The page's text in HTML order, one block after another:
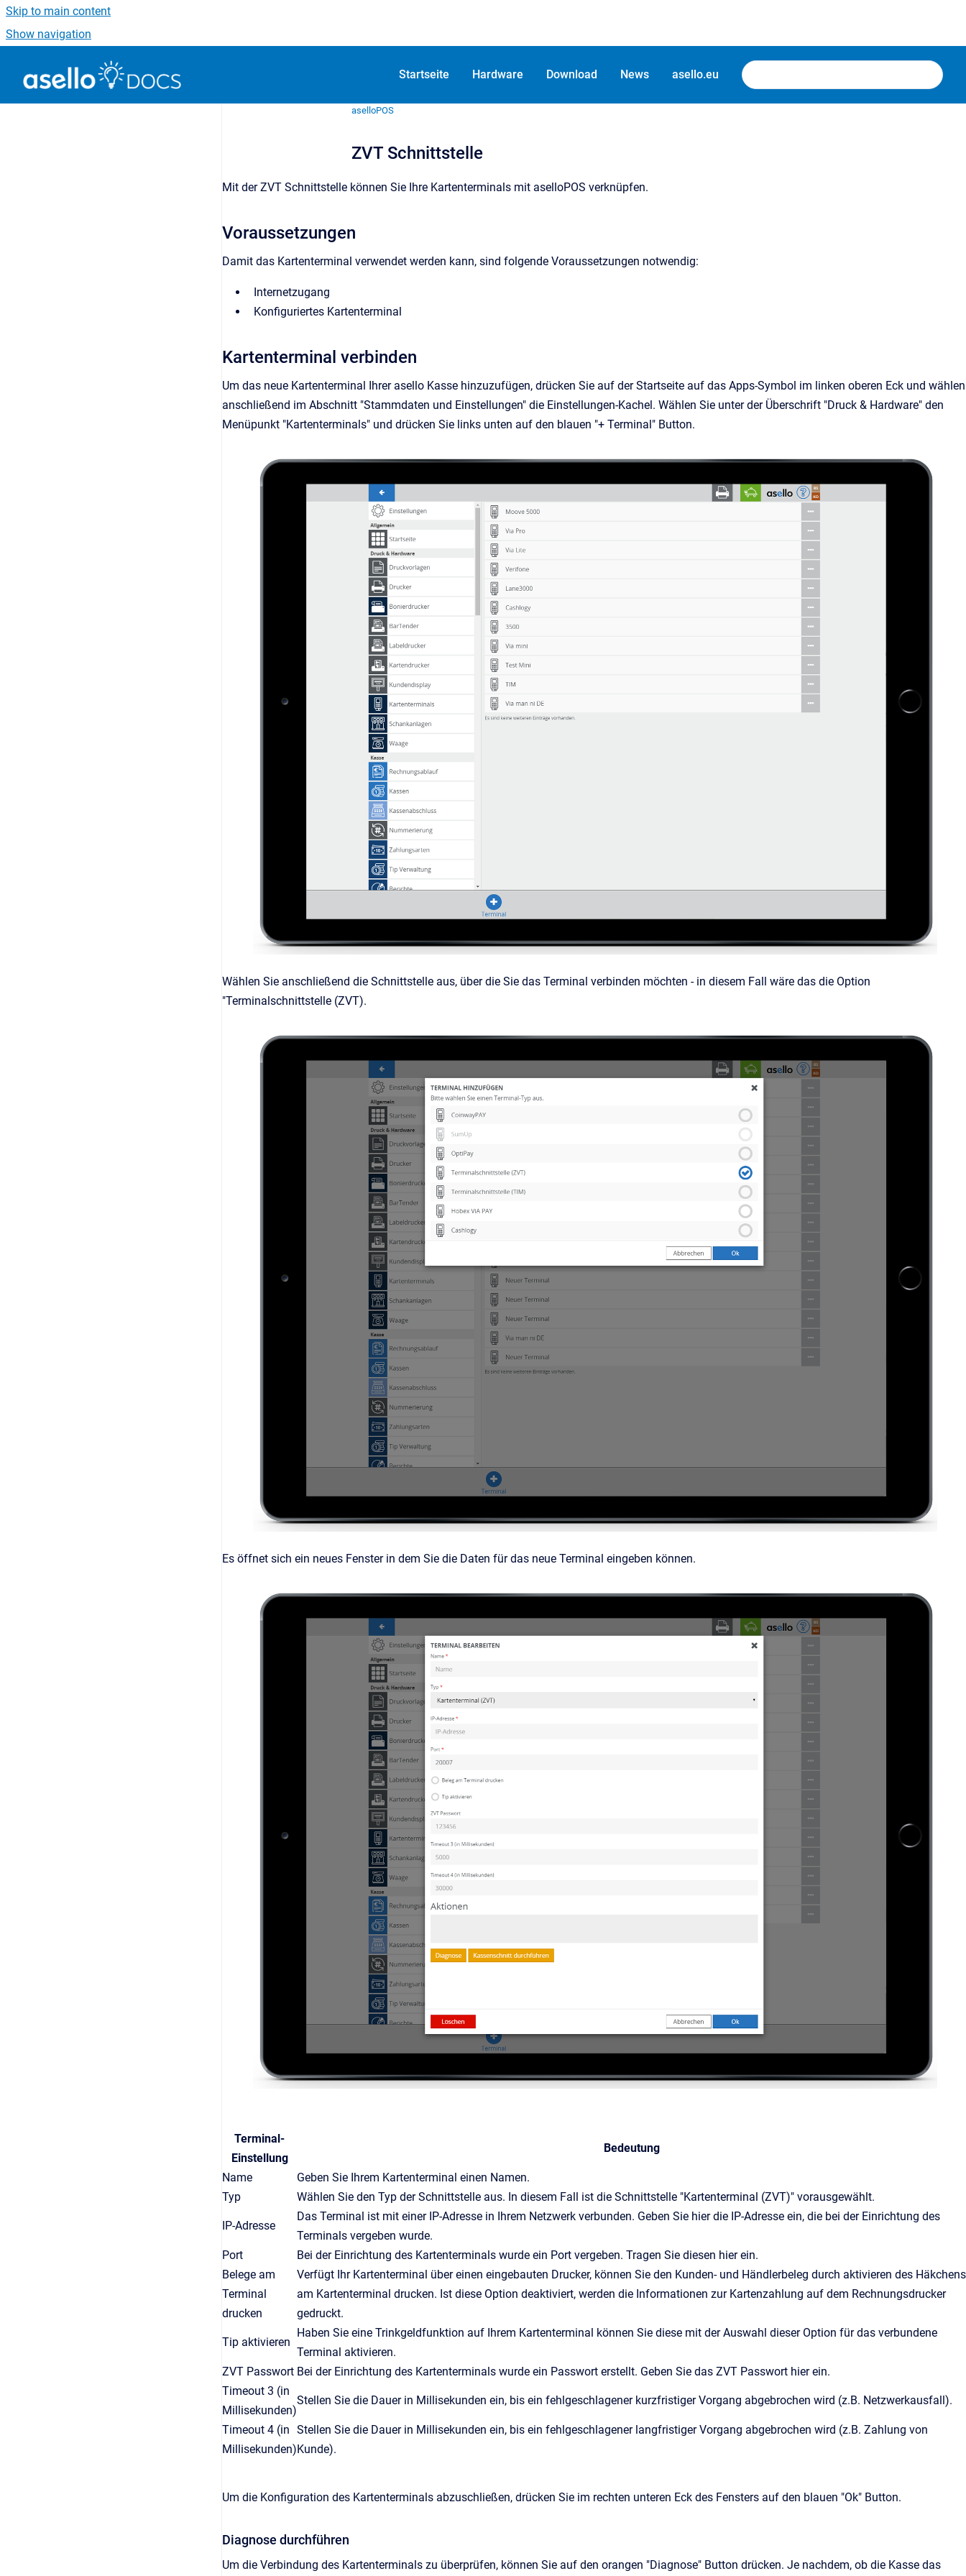
Skip to main content
Show navigation
Startseite Hardware Download News asello.eu
aselloPOS
ZVT Schnittstelle
Mit der ZVT Schnittstelle können Sie Ihre Kartenterminals mit aselloPOS verknüpfen.
Voraussetzungen
Damit das Kartenterminal verwendet werden kann, sind folgende Voraussetzungen notwendig:
Internetzugang
Konfiguriertes Kartenterminal
Kartenterminal verbinden
Um das neue Kartenterminal Ihrer asello Kasse hinzuzufügen, drücken Sie auf der Startseite auf das Apps-Symbol im linken oberen Eck und wählen
anschließend im Abschnitt "Stammdaten und Einstellungen" die Einstellungen-Kachel. Wählen Sie unter der Überschrift "Druck & Hardware" den
Menüpunkt "Kartenterminals" und drücken Sie links unten auf den blauen "+ Terminal" Button.
Wählen Sie anschließend die Schnittstelle aus, über die Sie das Terminal verbinden möchten - in diesem Fall wäre das die Option
"Terminalschnittstelle (ZVT).
Es öffnet sich ein neues Fenster in dem Sie die Daten für das neue Terminal eingeben können.
Terminal-
Einstellung
Bedeutung
Name
Geben Sie Ihrem Kartenterminal einen Namen.
Typ
Wählen Sie den Typ der Schnittstelle aus. In diesem Fall ist die Schnittstelle "Kartenterminal (ZVT)" vorausgewählt.
IP-Adresse
Das Terminal ist mit einer IP-Adresse in Ihrem Netzwerk verbunden. Geben Sie hier die IP-Adresse ein, die bei der Einrichtung des
Terminals vergeben wurde.
Port
Bei der Einrichtung des Kartenterminals wurde ein Port vergeben. Tragen Sie diesen hier ein.
Belege am
Terminal
drucken
Verfügt Ihr Kartenterminal über einen eingebauten Drucker, können Sie den Kunden- und Händlerbeleg durch aktivieren des Häkchens
am Kartenterminal drucken. Ist diese Option deaktiviert, werden die Informationen zur Kartenzahlung auf dem Rechnungsdrucker
gedruckt.
Tip aktivieren
Haben Sie eine Trinkgeldfunktion auf Ihrem Kartenterminal können Sie diese mit der Auswahl dieser Option für das verbundene
Terminal aktivieren.
ZVT Passwort Bei der Einrichtung des Kartenterminals wurde ein Passwort erstellt. Geben Sie das ZVT Passwort hier ein.
Timeout 3 (in
Millisekunden)
Stellen Sie die Dauer in Millisekunden ein, bis ein fehlgeschlagener kurzfristiger Vorgang abgebrochen wird (z.B. Netzwerkausfall).
Timeout 4 (in
Millisekunden)
Stellen Sie die Dauer in Millisekunden ein, bis ein fehlgeschlagener langfristiger Vorgang abgebrochen wird (z.B. Zahlung von
Kunde).
Um die Konfiguration des Kartenterminals abzuschließen, drücken Sie im rechten unteren Eck des Fensters auf den blauen "Ok" Button.
Diagnose durchführen
Um die Verbindung des Kartenterminals zu überprüfen, können Sie auf den orangen "Diagnose" Button drücken. Je nachdem, ob die Kasse das